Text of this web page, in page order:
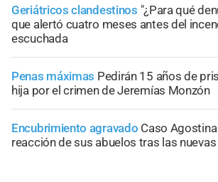
Geriátricos clandestinos "¿Para qué
que alertó cuatro meses antes del
escuchada
Penas máximas Pedirán 15 años de
hija por el crimen de Jeremías Monzón
Encubrimiento agravado Caso
reacción de sus abuelos tras las